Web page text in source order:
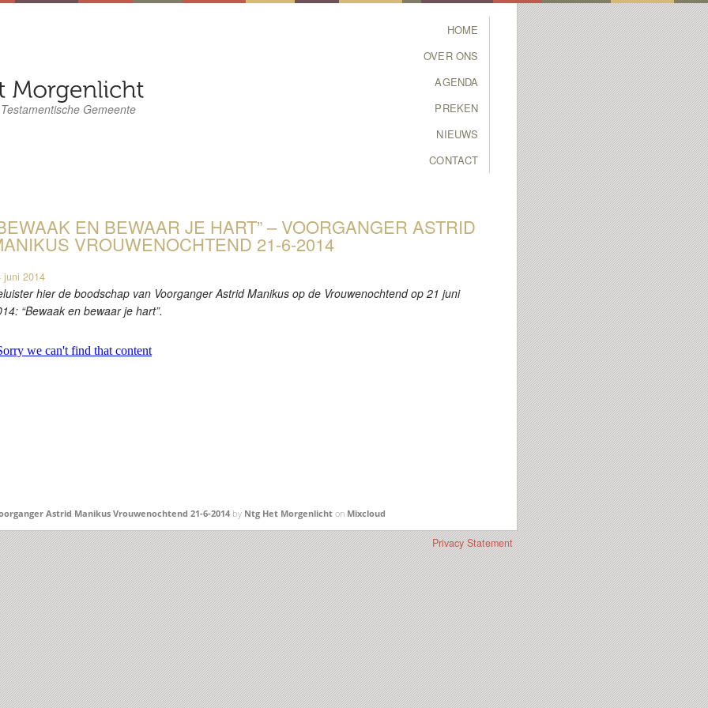
Gemeente
SKIP TO PRIMARY
CONTENT
SKIP TO SECONDARY
CONTENT
HOME
OVER ONS
AGENDA
PREKEN
NIEUWS
CONTACT
EN BEWAAR JE HART” – VOORGANGER ASTRID
VROUWENOCHTEND 21-6-2014
juni 2014
hier de boodschap van Voorganger Astrid Manikus op de Vrouwenochtend op 21 juni
“Bewaak en bewaar je hart”.
Astrid Manikus Vrouwenochtend 21-6-2014by Ntg Het Morgenlichton Mixcloud
Privacy Statement